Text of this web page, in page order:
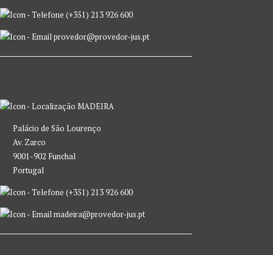
(+351) 213 926 600
provedor@provedor-jus.pt
MADEIRA
Palácio de São Lourenço
Av. Zarco
9001-902 Funchal
Portugal
(+351) 213 926 600
madeira@provedor-jus.pt